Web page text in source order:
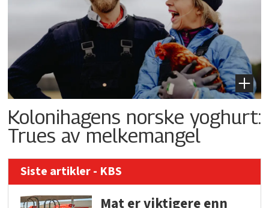
Kolonihagens norske yoghurt:
Trues av melkemangel
Siste artikler - KBS
Mat er viktigere enn